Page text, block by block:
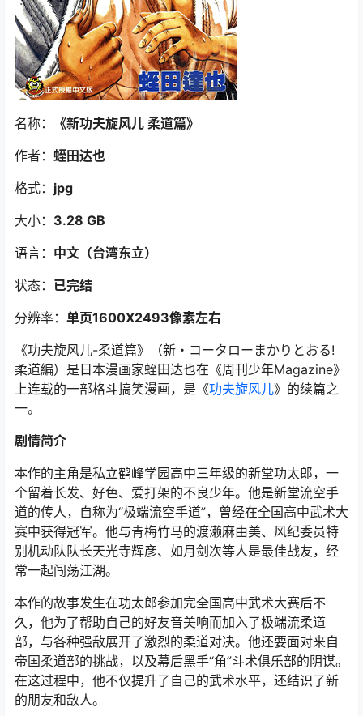
名称：
《新功夫旋风儿 柔道篇》
作者： 蛭田达也
格式： jpg
大小： 3.28 GB
语言： 中文（台湾东立）
状态： 已完结
分辨率： 单页1600X2493像素左右
《功夫旋风儿-柔道篇》（新・コータローまかりとおる!
柔道編）是日本漫画家蛭田达也在《周刊少年Magazine》
上连载的一部格斗搞笑漫画，是《功夫旋风儿》的续篇之
一。
剧情简介
本作的主角是私立鹤峰学园高中三年级的新堂功太郎，一
个留着长发、好色、爱打架的不良少年。他是新堂流空手
道的传人，自称为“极端流空手道”，曾经在全国高中武术大
赛中获得冠军。他与青梅竹马的渡濑麻由美、风纪委员特
别机动队队长天光寺辉彦、如月剑次等人是最佳战友，经
常一起闯荡江湖。
本作的故事发生在功太郎参加完全国高中武术大赛后不
久，他为了帮助自己的好友音美响而加入了极端流柔道
部，与各种强敌展开了激烈的柔道对决。他还要面对来自
帝国柔道部的挑战，以及幕后黑手“角”斗术俱乐部的阴谋。
在这过程中，他不仅提升了自己的武术水平，还结识了新
的朋友和敌人。